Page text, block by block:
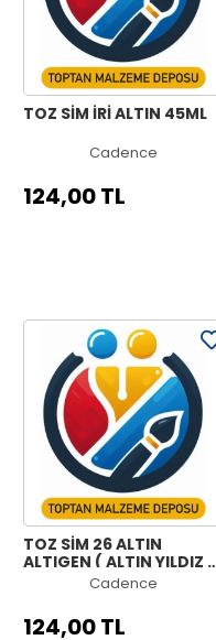
TOZ SİM İRİ ALTIN 45ML
Cadence
124,00 TL
TOZ SİM 26 ALTIN
ALTIGEN ( ALTIN YILDIZ )
Cadence
124,00 TL